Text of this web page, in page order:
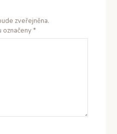
zveřejněna.
označeny*